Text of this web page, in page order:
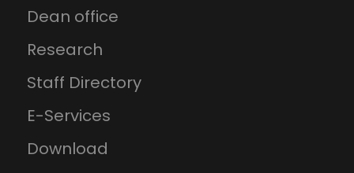
Dean office
Research
Staff Directory
E-Services
Download